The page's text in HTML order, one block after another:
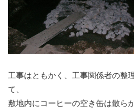
工事はともかく、工事関係者の整
て、
敷地内にコーヒーの空き缶は散ら